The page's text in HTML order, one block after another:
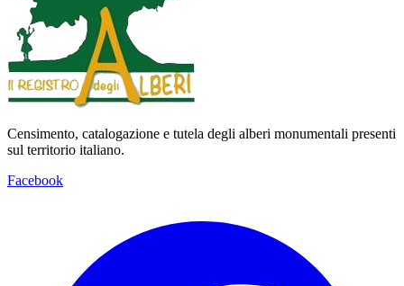
Censimento, catalogazione e tutela degli alberi monumentali presenti
sul territorio italiano.
Facebook